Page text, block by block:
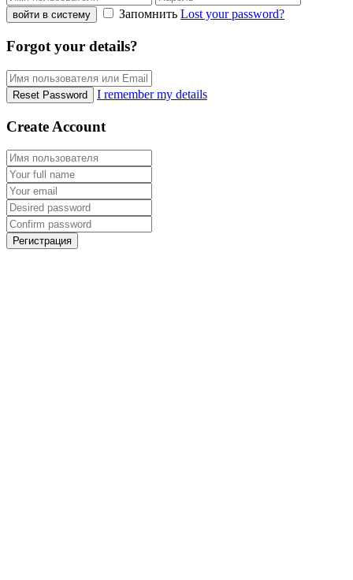
войти в систему Запомнить Lost your password?
Forgot your details?
Reset Password I remember my details
Create Account
Регистрация